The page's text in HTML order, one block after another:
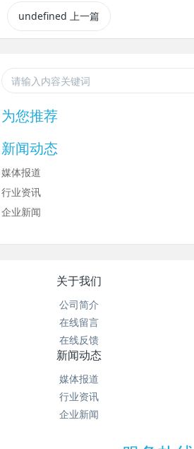
undefined 上一篇
为您推荐
新闻动态
媒体报道
行业资讯
企业新闻
关于我们
公司简介
在线留言
在线反馈
新闻动态
媒体报道
行业资讯
企业新闻